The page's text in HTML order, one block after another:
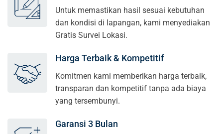
Untuk memastikan hasil sesuai kebutuhan
dan kondisi di lapangan, kami menyediakan
Gratis Survei Lokasi.
Harga Terbaik & Kompetitif
Komitmen kami memberikan harga terbaik,
transparan dan kompetitif tanpa ada biaya
yang tersembunyi.
Garansi 3 Bulan